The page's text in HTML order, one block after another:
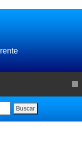
Buscar